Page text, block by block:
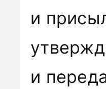
и
и